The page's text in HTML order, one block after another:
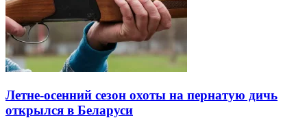
Летне-осенний сезон охоты на пернатую дичь
открылся в Беларуси